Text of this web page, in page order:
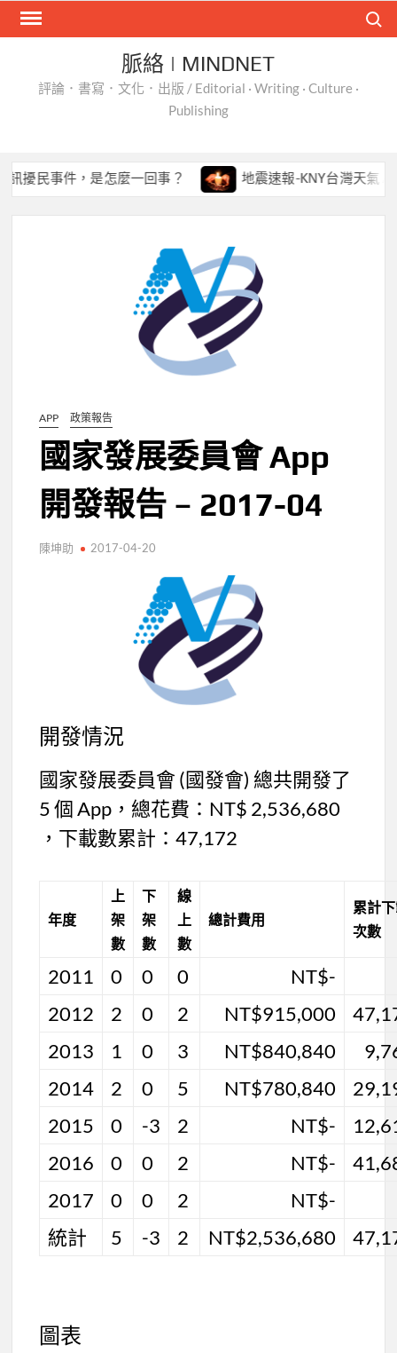
Skip
脈絡 | MINDNET
評論．書寫．文化．出版 / Editorial · Writing · Culture ·
Publishing
事件，是怎麼一回事？ 地震速報-KNY台灣天氣 App 開
APP 政策報告
國家發展委員會 App
開發報告 – 2017-04
陳坤助 2017-04-20
開發情況
國家發展委員會 (國發會) 總共開發了
5 個 App，總花費：NT$ 2,536,680
，下載數累計：47,172
年度
上
架
數
下
架
數
線
上
數
總計費用
累計
次數
2011 0 0 0
NT$-
2012
2 0 2 NT$915,000
2013
1 0 3 NT$840,840
2014
2 0 5 NT$780,840
2015
0 -3 2 NT$-
2016
0 0 2 NT$-
2017
0 0 2
NT$-
統計
5 -3 2 NT$2,536,680
圖表